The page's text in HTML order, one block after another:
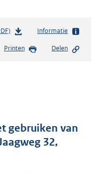
b
s
r
o
o
Informatie
Printen Delen
gebruiken van
32,